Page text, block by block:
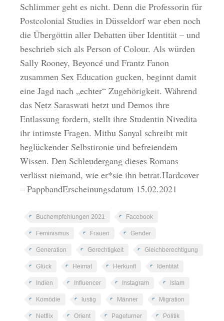
Schlimmer geht es nicht. Denn die Professorin für
Postcolonial Studies in Düsseldorf war eben noch
die Übergöttin aller Debatten über Identität – und
beschrieb sich als Person of Colour. Als würden
Sally Rooney, Beyoncé und Frantz Fanon
zusammen Sex Education gucken, beginnt damit
eine Jagd nach „echter“ Zugehörigkeit. Während
das Netz Saraswati hetzt und Demos ihre
Entlassung fordern, stellt ihre Studentin Nivedita
ihr intimste Fragen. Mithu Sanyal schreibt mit
beglückender Selbstironie und befreiendem
Wissen. Den Schleudergang dieses Romans
verlässt niemand, wie er*sie ihn betrat.Hardcover
– PappbandErscheinungsdatum 15.02.2021
Buchempfehlungen 2021 Facebook
Feminismus Frauen Gender
Generation Gerechtigkeit Gleichberechtigung
Glück Heimat Herkunft Identität
Indien Influencer Instagram Islam
Komödie lustig Männer Migration
Netflix Orient Pageturner Politik